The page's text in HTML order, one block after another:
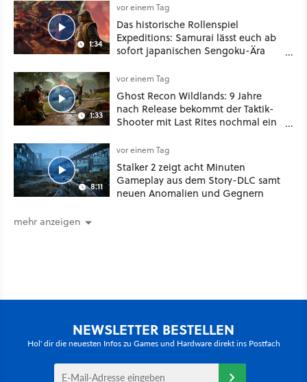
1:34
vor einem Tag
Das historische Rollenspiel
Expeditions: Samurai lässt euch ab
sofort japanischen Sengoku-Ära
oder Diplomatie
1:33
vor einem Tag
Ghost Recon Wildlands: 9 Jahre
nach Release bekommt der Taktik-
Shooter mit Last Rites nochmal ein
8:11
vor einem Tag
Stalker 2 zeigt acht Minuten
Gameplay aus dem Story-DLC samt
neuen Anomalien und Gegnern
mehr anzeigen
NEWSLETTER BESTELLEN
Hol' dir die neuesten Infos zu Games und Hardware direkt ins Postfach